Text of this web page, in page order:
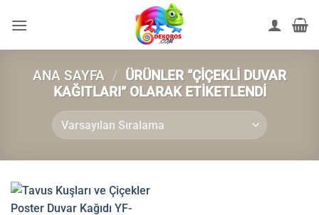
atla
ANA SAYFA / ÜRÜNLER “ÇIÇEKLI DUVAR
KAĞITLARI” OLARAK ETIKETLENDI